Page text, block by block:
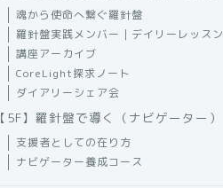
魂から使命へ繋ぐ羅針盤
羅針盤実践メンバー｜デイリーレッスン
講座アーカイブ
CoreLight探求ノート
ダイアリーシェア会
【5F】羅針盤で導く（ナビゲーター）
支援者としての在り方
ナビゲーター養成コース